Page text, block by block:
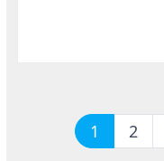
1 2